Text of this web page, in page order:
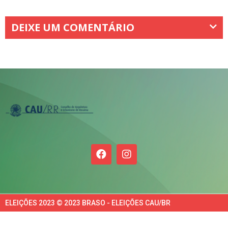
DEIXE UM COMENTÁRIO
ELEIÇÕES 2023 © 2023 BRASO - ELEIÇÕES CAU/BR